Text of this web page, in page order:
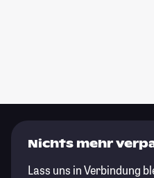
Nichts mehr
Lass uns in Verbindung